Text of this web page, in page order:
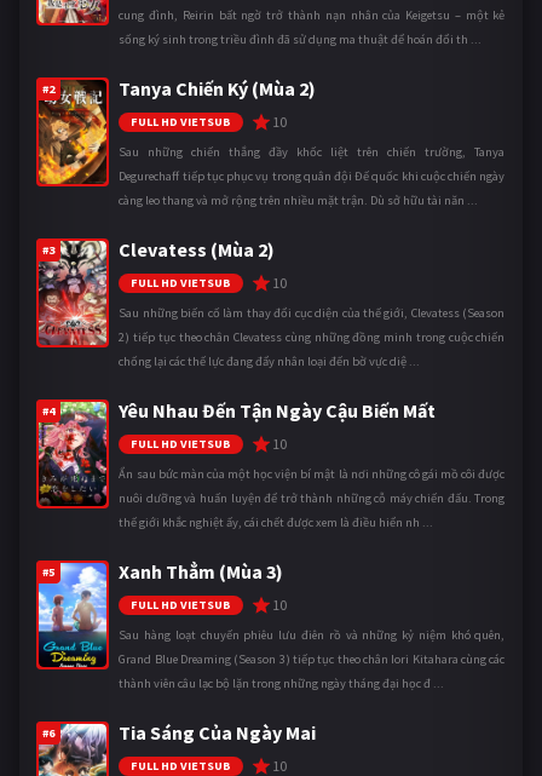
cung đình, Reirin bất ngờ trở thành nạn nhân của Keigetsu – một kẻ
sống ký sinh trong triều đình đã sử dụng ma thuật để hoán đổi th ...
#2 Tanya Chiến Ký (Mùa 2)
FULL HD VIETSUB 10
Sau những chiến thắng đầy khốc liệt trên chiến trường, Tanya
Degurechaff tiếp tục phục vụ trong quân đội Đế quốc khi cuộc chiến ngày
càng leo thang và mở rộng trên nhiều mặt trận. Dù sở hữu tài năn ...
#3 Clevatess (Mùa 2)
FULL HD VIETSUB 10
Sau những biến cố làm thay đổi cục diện của thế giới, Clevatess (Season
2) tiếp tục theo chân Clevatess cùng những đồng minh trong cuộc chiến
chống lại các thế lực đang đẩy nhân loại đến bờ vực diệ ...
#4 Yêu Nhau Đến Tận Ngày Cậu Biến Mất
FULL HD VIETSUB 10
Ẩn sau bức màn của một học viện bí mật là nơi những cô gái mồ côi được
nuôi dưỡng và huấn luyện để trở thành những cỗ máy chiến đấu. Trong
thế giới khắc nghiệt ấy, cái chết được xem là điều hiển nh ...
#5 Xanh Thẳm (Mùa 3)
FULL HD VIETSUB 10
Sau hàng loạt chuyến phiêu lưu điên rồ và những kỷ niệm khó quên,
Grand Blue Dreaming (Season 3) tiếp tục theo chân Iori Kitahara cùng các
thành viên câu lạc bộ lặn trong những ngày tháng đại học đ ...
#6 Tia Sáng Của Ngày Mai
FULL HD VIETSUB 10